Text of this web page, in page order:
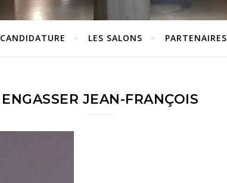
CANDIDATURE LES SALONS PARTENAIRES
ENGASSER JEAN-FRANÇOIS